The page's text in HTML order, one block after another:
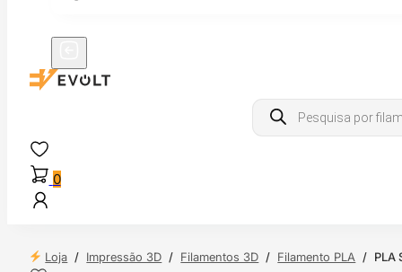
Products
search
0
Loja / Impressão 3D / Filamentos 3D / Filamento PLA / PLA